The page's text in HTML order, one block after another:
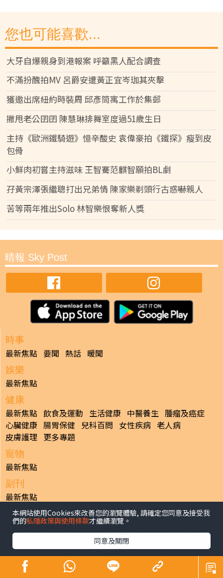
您也可能喜歡...
大牙自爆親身到港報案 呼籲黑人配合調查
不滿扮醜拍MV 呂爵安遭黃正宜岑珈其夾擊
獲邀出席紐約時裝周 邱彥筒寓工作於集郵
撇甩老公囝囝 陳慧琳排舞室度過51歲生日
主持《歐洲鐵騎遊》憶辛酸史 袁偉豪拍《鐵探》瘦到皮
包骨
小鮮肉初嘗主持滋味 王智騫范麒智願拍BL劇
孖黃宗澤張繼聰打出兄弟情 陳家樂剃頭行古惑嚇親人
苦等兩年推出Solo 林智樂恨奪新人獎
晴報 Sky Post
時事
最新焦點 要聞 熱話 暖聞
娛樂
最新焦點
健康
最新焦點 飲食及運動 生活健康 中醫養生 腫瘤及癌症
心臟健康 腸胃保健 兒科百問 女性疾病 老人病
皮膚護理 更多專題
寵物
最新焦點
副刊
最新焦點
日報
揭頁版 港聞 財經/地產 中國/國際
生活副刊
體育 專題/人物
香港經濟日報版權所有©2026
本網站使用Cookies來改善您的瀏覽體驗, 請確定您同意及接受我
們的私隱政策與使用條款才繼續瀏覽。
同意及關閉